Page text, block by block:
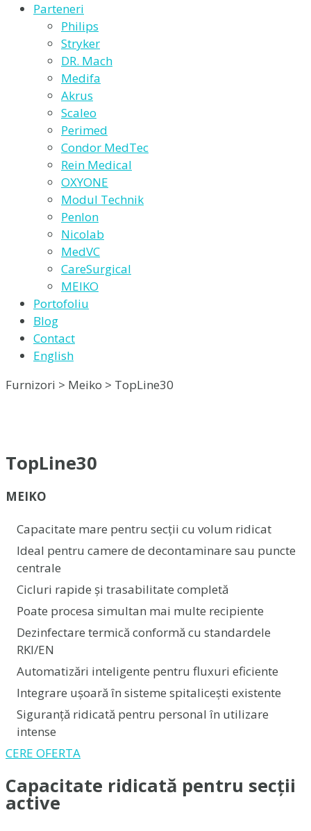
Parteneri
Philips
Stryker
DR. Mach
Medifa
Akrus
Scaleo
Perimed
Condor MedTec
Rein Medical
OXYONE
Modul Technik
Penlon
Nicolab
MedVC
CareSurgical
MEIKO
Portofoliu
Blog
Contact
English
Furnizori > Meiko > TopLine30
TopLine30
MEIKO
Capacitate mare pentru secții cu volum ridicat
Ideal pentru camere de decontaminare sau puncte
centrale
Cicluri rapide și trasabilitate completă
Poate procesa simultan mai multe recipiente
Dezinfectare termică conformă cu standardele
RKI/EN
Automatizări inteligente pentru fluxuri eficiente
Integrare ușoară în sisteme spitalicești existente
Siguranță ridicată pentru personal în utilizare
intense
CERE OFERTA
Capacitate ridicată pentru secții
active